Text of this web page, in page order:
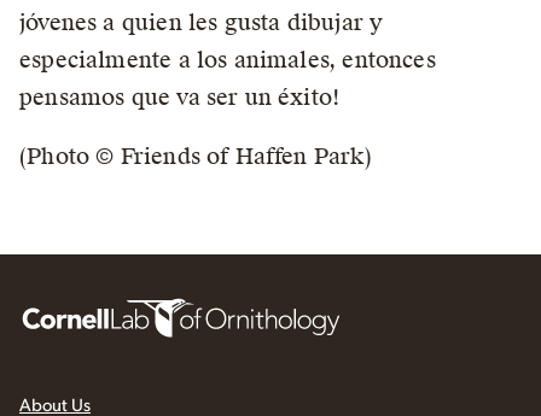
jóvenes a quien les gusta dibujar y
especialmente a los animales, entonces
pensamos que va ser un éxito!
(Photo © Friends of Haffen Park)
About Us